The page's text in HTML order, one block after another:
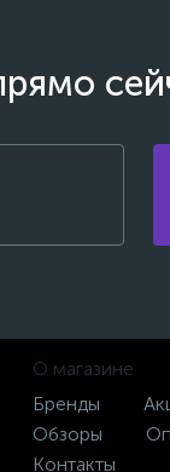
О магазине
Бренды
Обзоры
Контакты